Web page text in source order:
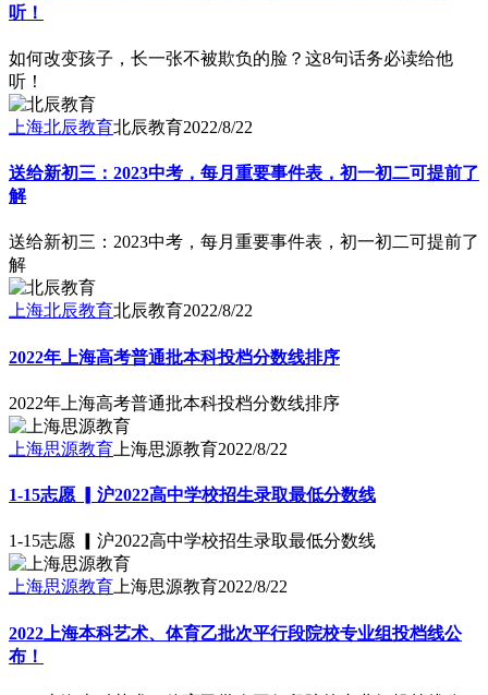
听！
如何改变孩子，长一张不被欺负的脸？这8句话务必读给他
听！
上海北辰教育北辰教育2022/8/22
送给新初三：2023中考，每月重要事件表，初一初二可提前了
解
送给新初三：2023中考，每月重要事件表，初一初二可提前了
解
上海北辰教育北辰教育2022/8/22
2022年上海高考普通批本科投档分数线排序
2022年上海高考普通批本科投档分数线排序
上海思源教育 上海思源教育2022/8/22
1-15志愿 ▎沪2022高中学校招生录取最低分数线
1-15志愿 ▎沪2022高中学校招生录取最低分数线
上海思源教育上海思源教育2022/8/22
2022上海本科艺术、体育乙批次平行段院校专业组投档线公
布！